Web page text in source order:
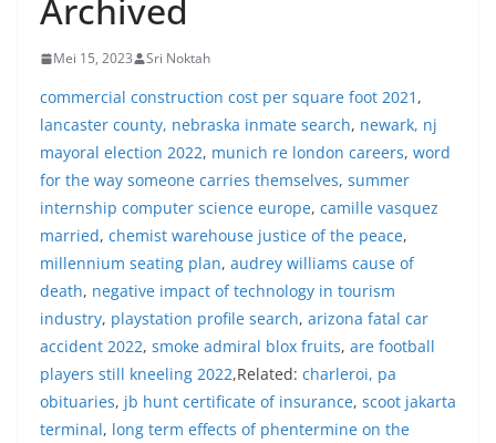
menyambut momentum HUT Kemerdekaan RI
masing-masing.‎Dalam dialog yang berlangsung
menanyakan kondisi keamanan dan kenyamanan
lingkungan tempat tinggal, serta membuka ruang
komunikasi dua arah agar warga dapat
menyampaikan keluhan maupun informasi terkait
situasi kamtibmas di sekitar mereka.‎‎‎Salah satu
poin utama yang disampaikan dalam kegiatan
sambang ini adalah imbauan kepada warga untuk
memasang bendera Merah Putih secara penuh,
bukan setengah tiang, sebagai bentuk
penghormatan dan rasa cinta tanah air
menjelang perayaan HUT Kemerdekaan RI.
Petugas mengingatkan bahwa pemasangan
bendera dengan benar merupakan salah satu
wujud nyata partisipasi masyarakat dalam
memperingati hari bersejarah bangsa
Indonesia.‎‎”Kami mengimbau kepada seluruh
Archived
Mei 15, 2023 Sri Noktah
commercial construction cost per square foot 2021 ,
lancaster county, nebraska inmate search, newark, nj
mayoral election 2022, munich re london careers, word
for the way someone carries themselves, summer
internship computer science europe, camille vasquez
married, chemist warehouse justice of the peace,
millennium seating plan, audrey williams cause of
death, negative impact of technology in tourism
industry, playstation profile search, arizona fatal car
accident 2022, smoke admiral blox fruits, are football
players still kneeling 2022,Related: charleroi, pa
obituaries, jb hunt certificate of insurance, scoot jakarta
terminal, long term effects of phentermine on the